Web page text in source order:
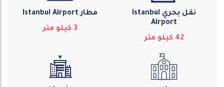
نقل بحري Istanbul
Airport
42 كيلو متر
مطار Istanbul Airport
3 كيلو متر